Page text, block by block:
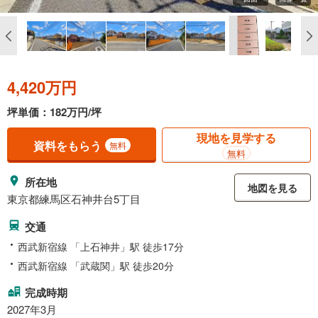
4,420万円
坪単価：182万円/坪
資料をもらう 無料 現地を見学する
無料
所在地
東京都練馬区石神井台5丁目
地図を見る
交通
西武新宿線 「上石神井」駅 徒歩17分
西武新宿線 「武蔵関」駅 徒歩20分
完成時期
2027年3月